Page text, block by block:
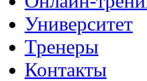
Университет
Тренеры
Контакты